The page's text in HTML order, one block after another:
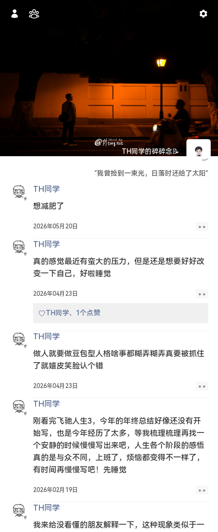
TH同学的碎碎念📝
“我曾捡到一束光，日落时还给了太阳”
TH同学
想减肥了
2026年05月20日
TH同学
真的感觉最近有蛮大的压力，但是还是想要好好改
变一下自己，好啦睡觉
2026年04月23日
TH同学、1个点赞
TH同学
做人就要做豆包型人格啥事都糊弄糊弄真要被抓住
了就嬉皮笑脸认个错
2026年04月23日
TH同学
刚看完飞驰人生3，今年的年终总结好像还没有开
始写，也是今年经历了太多，等我梳理梳理再找一
个安静的时候慢慢写出来吧，人生各个阶段的感悟
真的是与众不同，上班了，烦恼都变得不一样了，
有时间再慢慢写吧！先睡觉
2026年02月19日
TH同学
我来给没看懂的朋友解释一下，这种现象类似于一